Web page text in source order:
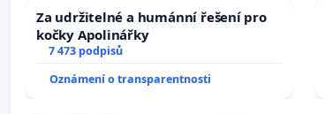
Za udržitelné a humánní řešení pro
kočky Apolinářky
7 473 podpisů
Oznámení o transparentnosti